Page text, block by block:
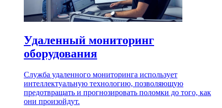
Удаленный мониторинг
оборудования
Служба удаленного мониторинга использует
интеллектуальную технологию, позволяющую
предотвращать и прогнозировать поломки до того, как
они произойдут.